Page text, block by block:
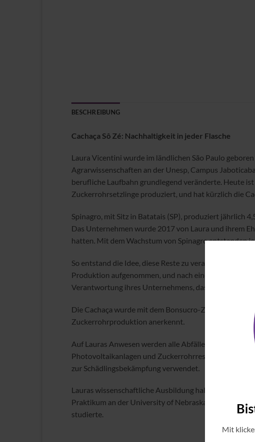
Mit
BESCHREIBUNG
Cachaça Sô Zé: Nachhaltigkeit in jeder Flasche
Laura Vicentini wurde im ländlichen São Paulo
Agrarwissenschaften an der Unesp, Campus
berufliche Laufbahn grundlegend veränderte. Heute
Zuckerrohrsetzlinge produziert, und hat kürzlich die
Spinagro, mit Sitz in Batatais (SP), produziert jährlich
Das Unternehmen wurde 2017 von Laura und ihrem
hatten. Mit dem Wachstum von Spinagro entstanden
So entstand die Idee, diese Reste zu verarbeiten und
Produktion aufgenommen, und nach einer
Verantwortung ihres Unternehmens, das
Die Cachaça wurde mit dem Bonsucro-Zertifikat
Zuckerrohrproduktion anerkennt.
Auf Lauras Anwesen werden alle Abfälle recycelt, was
Photovoltaikanlagen und Zuckerrohrreste werden zu
zur Schädlingsbekämpfung verwendet.
Lauras wissenschaftliche Ausbildung half ihr,
Praktikum an der University of Nebraska (USA) zu
studierte.